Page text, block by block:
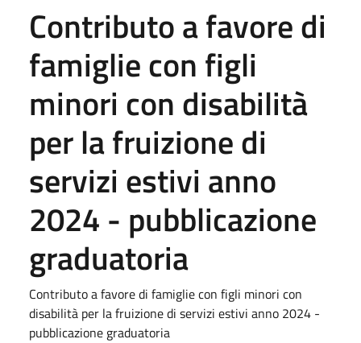
Contributo a favore di
famiglie con figli
minori con disabilità
per la fruizione di
servizi estivi anno
2024 - pubblicazione
graduatoria
Contributo a favore di famiglie con figli minori con
disabilità per la fruizione di servizi estivi anno 2024 -
pubblicazione graduatoria